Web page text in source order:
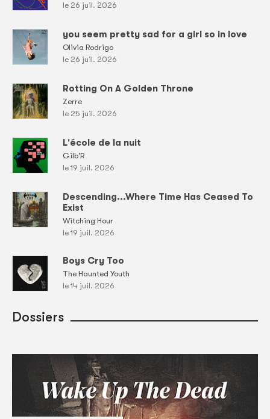
le 26 juil. 2026
you seem pretty sad for a girl so in love
Olivia Rodrigo
le 26 juil. 2026
Rotting On A Golden Throne
Zerre
le 25 juil. 2026
L'école de la nuit
Gilb'R
le 19 juil. 2026
Descending...Where Time Has Ceased To
Exist
Witching Hour
le 19 juil. 2026
Boys Cry Too
The Haunted Youth
le 14 juil. 2026
Dossiers